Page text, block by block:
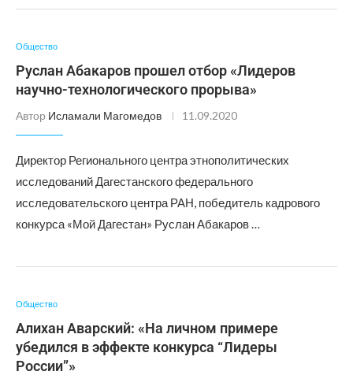
Общество
Руслан Абакаров прошел отбор «Лидеров
научно-технологического прорыва»
Автор Исламали Магомедов 11.09.2020
Директор Регионального центра этнополитических
исследований Дагестанского федерального
исследовательского центра РАН, победитель кадрового
конкурса «Мой Дагестан» Руслан Абакаров …
Общество
Алихан Аварский: «На личном примере
убедился в эффекте конкурса “Лидеры
России”»